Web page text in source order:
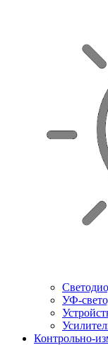
УФ-
Контрольно-